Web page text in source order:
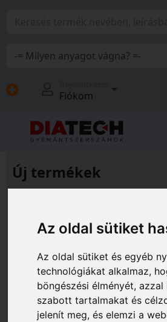
Az oldal sütiket
Az oldal sütiket és egyéb
technológiákat alkalmaz,
böngészési élményét,
szabott tartalmakat és
jelenít meg, és elemzi a
Fiókom
Új termékek